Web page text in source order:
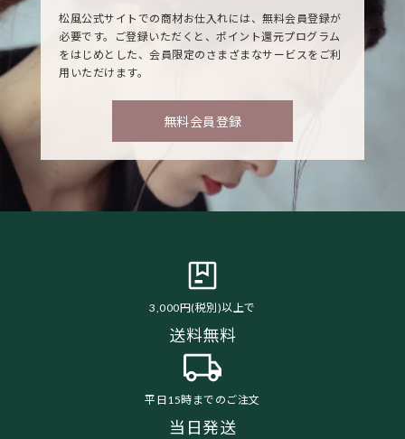
松風公式サイトでの商材お仕入れには、無料会員登録が
必要です。ご登録いただくと、ポイント還元プログラム
をはじめとした、会員限定のさまざまなサービスをご利
用いただけます。
無料会員登録
3,000円(税別)以上で
送料無料
平日15時までのご注文
当日発送